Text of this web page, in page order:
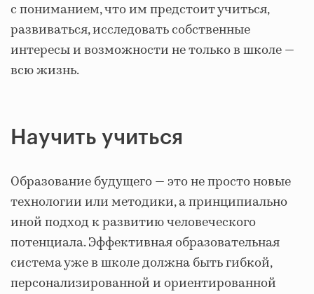
с пониманием, что им предстоит учиться,
развиваться, исследовать собственные
интересы и возможности не только в школе —
всю жизнь.
Научить учиться
Образование будущего — это не просто новые
технологии или методики, а принципиально
иной подход к развитию человеческого
потенциала. Эффективная образовательная
система уже в школе должна быть гибкой,
персонализированной и ориентированной